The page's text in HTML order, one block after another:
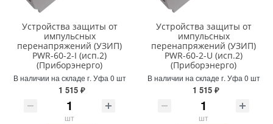
Устройства защиты от
импульсных
перенапряжений (УЗИП)
PWR-60-2-I (исп.2)
(Приборэнерго)
В наличии на складе г. Уфа 0 шт
1 515 ₽
шт
Устройства защиты от
импульсных
перенапряжений (УЗИП)
PWR-60-2-U (исп.2)
(Приборэнерго)
В наличии на складе г. Уфа 0 шт
1 515 ₽
шт